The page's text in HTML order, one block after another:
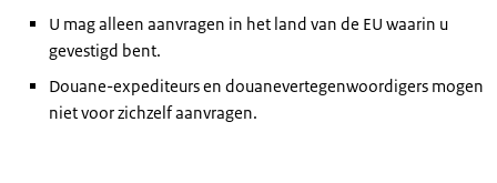
U mag alleen aanvragen in het land van de EU waarin u
gevestigd bent.
Douane-expediteurs en douanevertegenwoordigers mogen
niet voor zichzelf aanvragen.